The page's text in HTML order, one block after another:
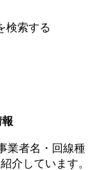
業者名・回線種
介しています。